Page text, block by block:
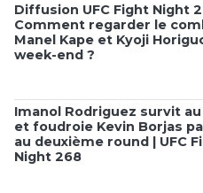
Diffusion UFC Fight Night
Comment regarder le
Manel Kape et Kyoji
week-end ?
Imanol Rodriguez survit
et foudroie Kevin Borjas
au deuxième round | UFC
Night 268